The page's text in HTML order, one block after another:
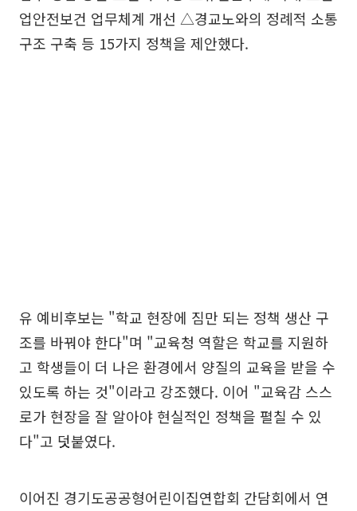
업안전보건 업무체계 개선 △경교노와의 정례적 소통
구조 구축 등 15가지 정책을 제안했다.
유 예비후보는 "학교 현장에 짐만 되는 정책 생산 구
조를 바꿔야 한다"며 "교육청 역할은 학교를 지원하
고 학생들이 더 나은 환경에서 양질의 교육을 받을 수
있도록 하는 것"이라고 강조했다. 이어 "교육감 스스
로가 현장을 잘 알아야 현실적인 정책을 펼칠 수 있
다"고 덧붙였다.
이어진 경기도공공형어린이집연합회 간담회에서 연